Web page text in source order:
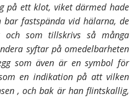
på ett klot, viket därmed hade
fastspända vid hälarna, de
som tillskrivs så många
syftar på omedelbarheten
som även är en symbol för
en indikation på att vilken
, och bak är han flintskallig,